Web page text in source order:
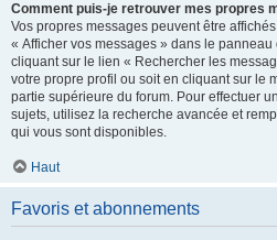
Comment puis-je retrouver mes propres
Vos propres messages peuvent être
« Afficher vos messages » dans le panneau
cliquant sur le lien « Rechercher les
votre propre profil ou soit en cliquant sur le
partie supérieure du forum. Pour effectuer
sujets, utilisez la recherche avancée et
qui vous sont disponibles.
Haut
Favoris et abonnements